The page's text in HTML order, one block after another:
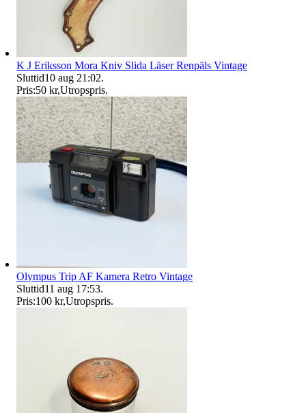
K J Eriksson Mora Kniv Slida Läser Renpäls Vintage
Sluttid10 aug 21:02.
Pris:50 kr,Utropspris.
Olympus Trip AF Kamera Retro Vintage
Sluttid11 aug 17:53.
Pris:100 kr,Utropspris.